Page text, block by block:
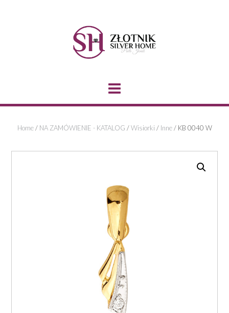
Home/ NA ZAMÓWIENIE - KATALOG /Wisiorki / Inne/ KB 0040 W